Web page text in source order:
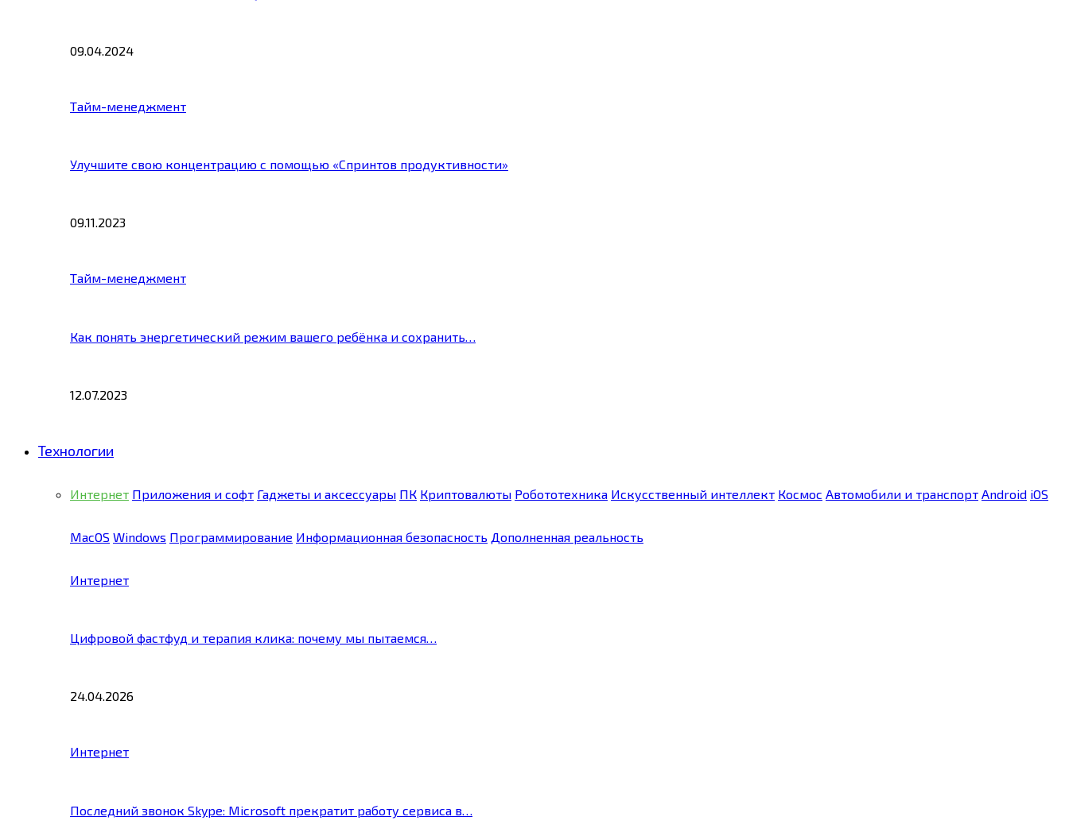
09.04.2024
Тайм-менеджмент
Улучшите свою концентрацию с помощью «Спринтов продуктивности»
09.11.2023
Тайм-менеджмент
Как понять энергетический режим вашего ребёнка и сохранить…
12.07.2023
Технологии
Интернет Приложения и софт Гаджеты и аксессуары ПК Криптовалюты Робототехника Искусственный интеллект Космос Автомобили и транспорт Android iOS
MacOS Windows Программирование Информационная безопасность Дополненная реальность
Интернет
Цифровой фастфуд и терапия клика: почему мы пытаемся…
24.04.2026
Интернет
Последний звонок Skype: Microsoft прекратит работу сервиса в…